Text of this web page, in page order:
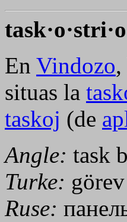
task·o·stri·o
En Vindozo
situas la
taskoj (de
Angle: task
Turke:
Ruse: